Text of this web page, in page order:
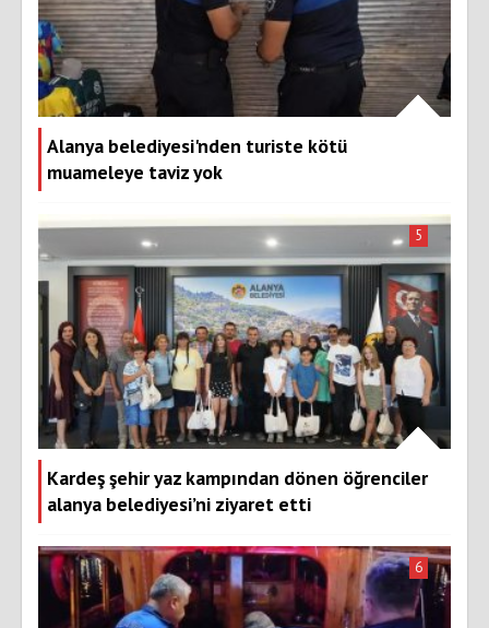
Alanya belediyesi'nden turiste kötü
muameleye taviz yok
Kardeş şehir yaz kampından dönen öğrenciler
alanya belediyesi’ni ziyaret etti
5
6